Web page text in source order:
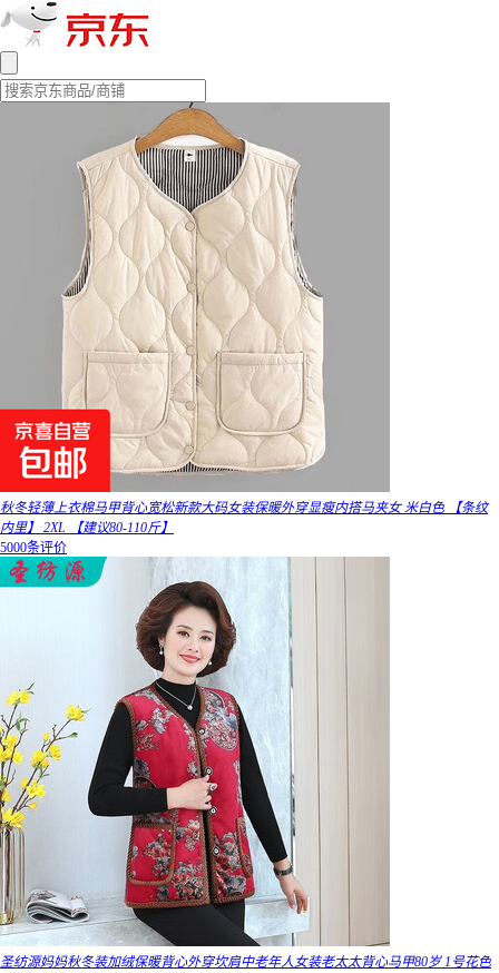
秋冬轻薄上衣棉马甲背心宽松新款大码女装保暖外穿显瘦内搭马夹女 米白色 【条纹
内里】 2XL 【建议80-110斤】
5000条评价
圣纺源妈妈秋冬装加绒保暖背心外穿坎肩中老年人女装老太太背心马甲80岁 1号花色